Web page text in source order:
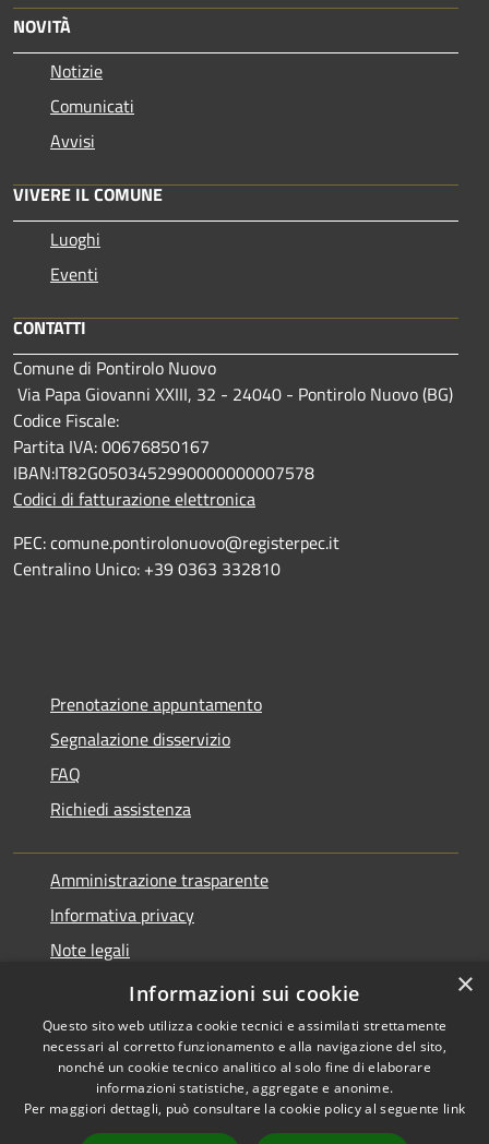
NOVITÀ
Notizie
Comunicati
Avvisi
VIVERE IL COMUNE
Luoghi
Eventi
CONTATTI
Comune di Pontirolo Nuovo
Via Papa Giovanni XXIII, 32 - 24040 - Pontirolo Nuovo (BG)
Codice Fiscale:
Partita IVA: 00676850167
IBAN:IT82G0503452990000000007578
Codici di fatturazione elettronica
PEC: comune.pontirolonuovo@registerpec.it
Centralino Unico: +39 0363 332810
Prenotazione appuntamento
Segnalazione disservizio
FAQ
Richiedi assistenza
Amministrazione trasparente
Informativa privacy
Note legali
Dichiarazione di accessibilità
Accessibilità
Copyright © 2026 • Comune di
Pontirolo Nuovo • Powered by
×
Informazioni sui cookie
Questo sito web utilizza cookie tecnici e assimilati strettamente
necessari al corretto funzionamento e alla navigazione del sito,
nonché un cookie tecnico analitico al solo fine di elaborare
informazioni statistiche, aggregate e anonime.
Per maggiori dettagli, può consultare la cookie policy al seguente link